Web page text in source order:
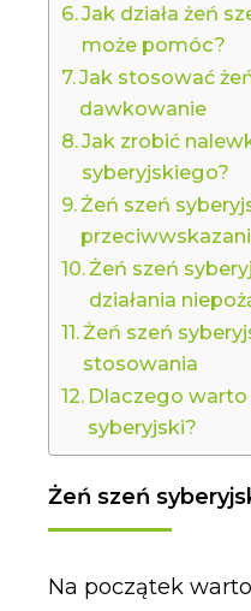
Jak działa żeń
może pomóc?
Jak stosować
dawkowanie
Jak zrobić
syberyjskiego?
Żeń szeń
Żeń szeń
działania
Żeń szeń
stosowania
Dlaczego
syberyjski?
Żeń szeń
Na początek